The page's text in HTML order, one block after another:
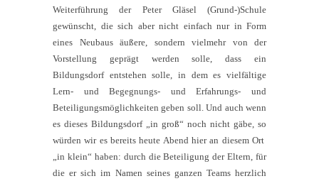
Weiterführung der Peter Gläsel (Grund-)Schule
gewünscht, die sich aber nicht einfach nur in Form
eines Neubaus äußere, sondern vielmehr von der
Vorstellung geprägt werden solle, dass ein
Bildungsdorf entstehen solle, in dem es vielfältige
Lern- und Begegnungs- und Erfahrungs- und
Beteiligungsmöglichkeiten geben soll. Und auch wenn
es dieses Bildungsdorf „in groß“ noch nicht gäbe, so
würden wir es bereits heute Abend hier an diesem Ort
„in klein“ haben: durch die Beteiligung der Eltern, für
die er sich im Namen seines ganzen Teams herzlich